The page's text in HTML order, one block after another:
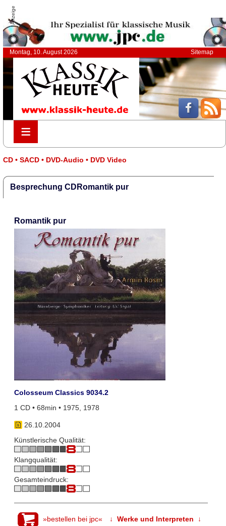
Anzeige
Montag, 10. August 2026 Sitemap
≡
≡
CD • SACD • DVD-Audio • DVD Video
Besprechung CDRomantik pur
Romantik pur
Colosseum Classics 9034.2
1 CD • 68min • 1975, 1978
26.10.2004
Künstlerische Qualität:
Klangqualität:
Gesamteindruck:
»bestellen bei jpc« ↓ Werke und Interpreten ↓